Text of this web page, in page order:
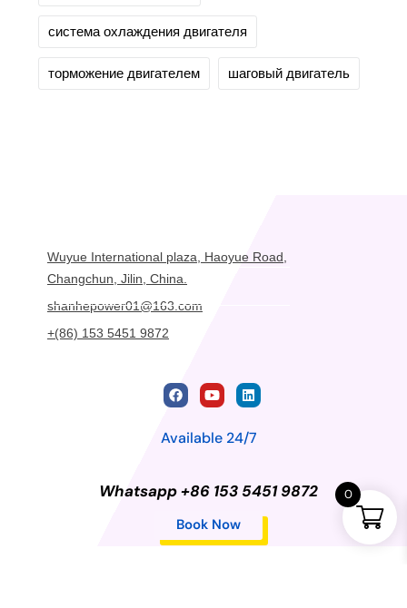
система охлаждения двигателя
торможение двигателем шаговый двигатель
Wuyue International plaza, Haoyue Road,
Changchun, Jilin, China.
shanhepower01@163.com
+(86) 153 5451 9872
Available 24/7
Whatsapp +86 153 5451 9872
Book Now
0